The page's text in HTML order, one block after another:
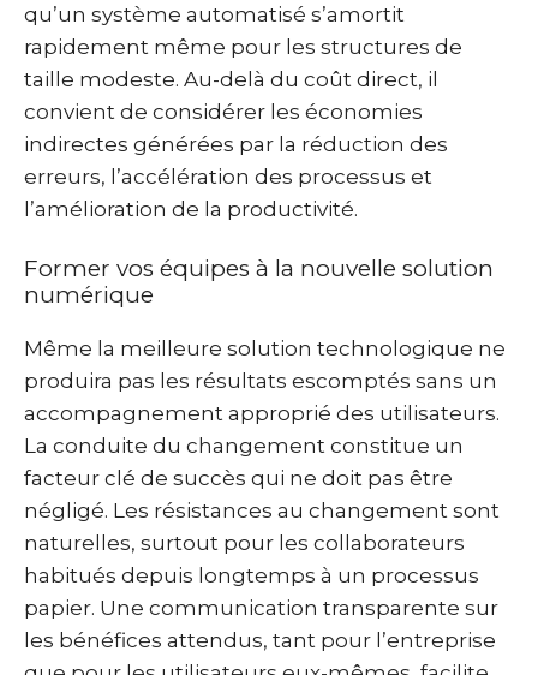
qu’un système automatisé s’amortit
rapidement même pour les structures de
taille modeste. Au-delà du coût direct, il
convient de considérer les économies
indirectes générées par la réduction des
erreurs, l’accélération des processus et
l’amélioration de la productivité.
Former vos équipes à la nouvelle solution
numérique
Même la meilleure solution technologique ne
produira pas les résultats escomptés sans un
accompagnement approprié des utilisateurs.
La conduite du changement constitue un
facteur clé de succès qui ne doit pas être
négligé. Les résistances au changement sont
naturelles, surtout pour les collaborateurs
habitués depuis longtemps à un processus
papier. Une communication transparente sur
les bénéfices attendus, tant pour l’entreprise